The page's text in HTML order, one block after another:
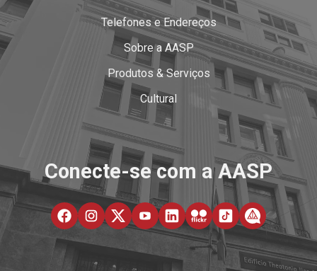
Telefones e Endereços
Sobre a AASP
Produtos & Serviços
Cultural
Conecte-se com a AASP